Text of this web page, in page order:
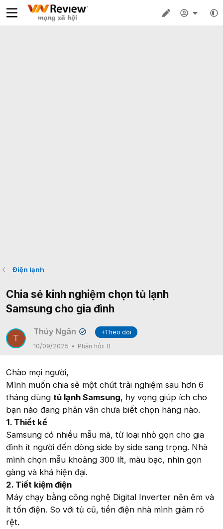
Điện lạnh
Chia sẻ kinh nghiệm chọn tủ lạnh
Samsung cho gia đình
T
Thúy Ngân ✔
+Theo dõi
10/09/2025
Phản hồi: 0
Chào mọi người,
Mình muốn chia sẻ một chút trải nghiệm sau hơn 6
tháng dùng tủ lạnh Samsung, hy vọng giúp ích cho
bạn nào đang phân vân chưa biết chọn hãng nào.
1. Thiết kế
Samsung có nhiều mẫu mã, từ loại nhỏ gọn cho gia
đình ít người đến dòng side by side sang trọng. Nhà
mình chọn mẫu khoảng 300 lít, màu bạc, nhìn gọn
gàng và khá hiện đại.
2. Tiết kiệm điện
Máy chạy bằng công nghệ Digital Inverter nên êm và
ít tốn điện. So với tủ cũ, tiền điện nhà mình giảm rõ
rệt.